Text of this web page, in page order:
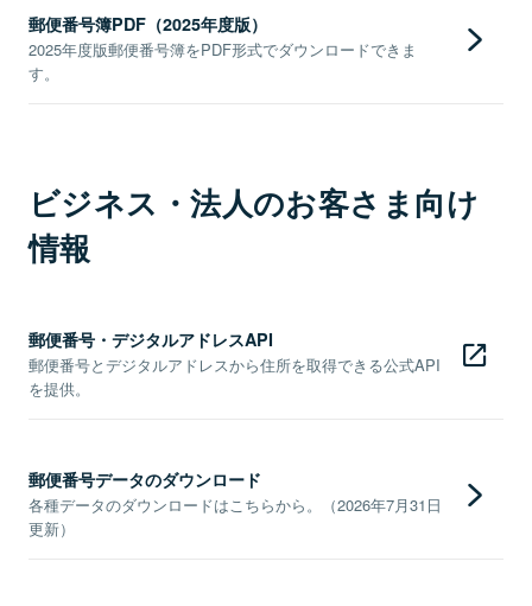
郵便番号簿PDF（2025年度版）
2025年度版郵便番号簿をPDF形式でダウンロードできま
す。
ビジネス・法人のお客さま向け
情報
郵便番号・デジタルアドレスAPI
郵便番号とデジタルアドレスから住所を取得できる公式API
を提供。
郵便番号データのダウンロード
各種データのダウンロードはこちらから。（2026年7月31日
更新）